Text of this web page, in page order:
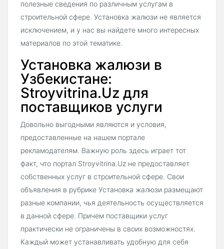
полезные сведения по различным услугам в
строительной сфере. Установка жалюзи не является
исключением, и у нас вы найдете много интересных
материалов по этой тематике.
Установка жалюзи в
Узбекистане:
Stroyvitrina.Uz для
поставщиков услуги
Довольно выгодными являются и условия,
предоставленные на нашем портале
рекламодателям. Важную роль здесь играет тот
факт, что портал Stroyvitrina.Uz не предоставляет
собственных услуг в строительной сфере. Свои
объявления в рубрике Установка жалюзи размещают
разные компании, чья деятельность осуществляется
в данной сфере. Причем поставщики услуг
практически не ограничены в своих возможностях.
Каждый может устанавливать удобную для себя